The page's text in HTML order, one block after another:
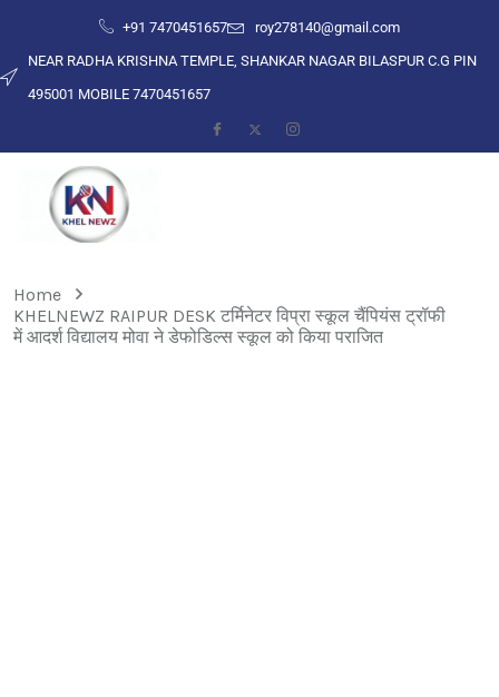
+91 7470451657
roy278140@gmail.com
NEAR RADHA KRISHNA TEMPLE, SHANKAR NAGAR BILASPUR C.G PIN
495001 MOBILE 7470451657
Home
KHELNEWZ RAIPUR DESK टर्मिनेटर विप्रा स्कूल चैंपियंस ट्रॉफी
में आदर्श विद्यालय मोवा ने डेफोडिल्स स्कूल को किया पराजित